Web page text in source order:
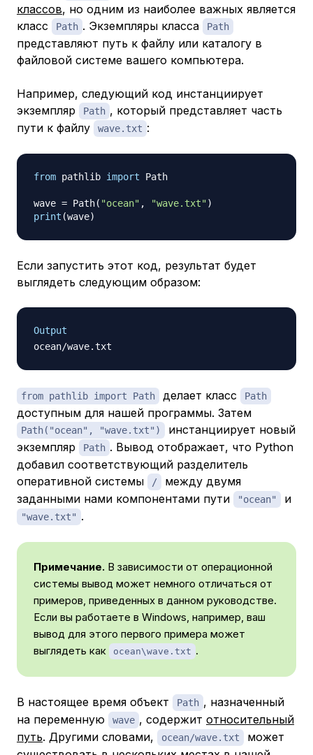
классов, но одним из наиболее важных является
класс
Path . Экземпляры класса Path
представляют путь к файлу или каталогу в
файловой системе вашего компьютера.
Например, следующий код инстанциирует
экземпляр
Path , который представляет часть
пути к файлу
wave.txt :
from pathlib import Path
wave = Path( "ocean" , "wave.txt")
print (wave)
Если запустить этот код, результат будет
выглядеть следующим образом:
Output
from pathlib import Path делает класс Path
доступным для нашей программы. Затем
Path("ocean", "wave.txt")
инстанциирует новый
экземпляр
Path . Вывод отображает, что Python
добавил соответствующий разделитель
оперативной системы
/
между двумя
заданными нами компонентами пути
"ocean" и
"wave.txt" .
Примечание. В зависимости от операционной
системы вывод может немного отличаться от
примеров, приведенных в данном руководстве.
Если вы работаете в Windows, например, ваш
вывод для этого первого примера может
выглядеть как
ocean\wave.txt .
В настоящее время объект Path , назначенный
на переменную
wave , содержит относительный
путь. Другими словами, ocean/wave.txt
может